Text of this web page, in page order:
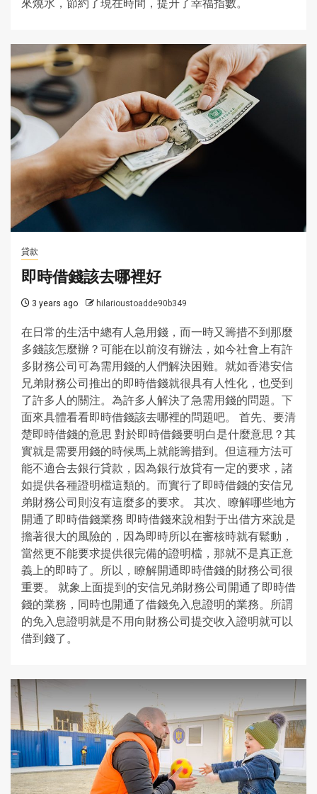
來燒水，節約了現在時間，提升了幸福指數。
貸款
即時借錢該去哪裡好
3 years ago hilarioustoadde90b349
在日常的生活中總有人急用錢，而一時又籌措不到那麼
多錢該怎麼辦？可能在以前沒有辦法，如今社會上有許
多財務公司可為需用錢的人們解決困難。就如香港安信
兄弟財務公司推出的即時借錢就很具有人性化，也受到
了許多人的關注。為許多人解決了急需用錢的問題。下
面來具體看看即時借錢該去哪裡的問題吧。 首先、要清
楚即時借錢的意思 對於即時借錢要明白是什麼意思？其
實就是需要用錢的時候馬上就能籌措到。但這種方法可
能不適合去銀行貸款，因為銀行放貸有一定的要求，諸
如提供各種證明檔這類的。而實行了即時借錢的安信兄
弟財務公司則沒有這麼多的要求。 其次、瞭解哪些地方
開通了即時借錢業務 即時借錢來說相對于出借方來說是
擔著很大的風險的，因為即時所以在審核時就有鬆動，
當然更不能要求提供很完備的證明檔，那就不是真正意
義上的即時了。所以，瞭解開通即時借錢的財務公司很
重要。 就象上面提到的安信兄弟財務公司開通了即時借
錢的業務，同時也開通了借錢免入息證明的業務。所謂
的免入息證明就是不用向財務公司提交收入證明就可以
借到錢了。